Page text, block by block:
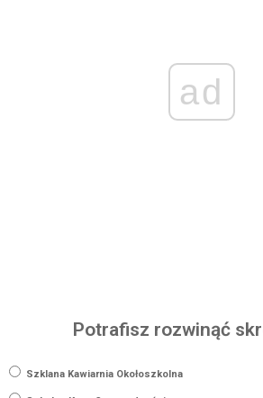
ad
Potrafisz rozwinąć
Szklana Kawiarnia Okołoszkolna